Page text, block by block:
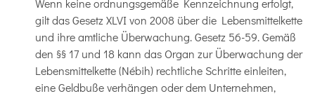
Wenn keine ordnungsgemäße Kennzeichnung erfolgt,
gilt das Gesetz XLVI von 2008 über die Lebensmittelkette
und ihre amtliche Überwachung. Gesetz 56-59. Gemäß
den §§ 17 und 18 kann das Organ zur Überwachung der
Lebensmittelkette (Nébih) rechtliche Schritte einleiten,
eine Geldbuße verhängen oder dem Unternehmen,